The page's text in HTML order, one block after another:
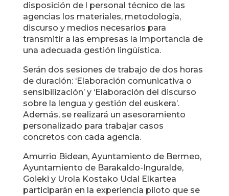
disposición de l personal técnico de las
agencias los materiales, metodología,
discurso y medios necesarios para
transmitir a las empresas la importancia de
una adecuada gestión lingüística.
Serán dos sesiones de trabajo de dos horas
de duración: ‘Elaboración comunicativa o
sensibilización’ y ‘Elaboración del discurso
sobre la lengua y gestión del euskera’.
Además, se realizará un asesoramiento
personalizado para trabajar casos
concretos con cada agencia.
Amurrio Bidean, Ayuntamiento de Bermeo,
Ayuntamiento de Barakaldo-Inguralde,
Goieki y Urola Kostako Udal Elkartea
participarán en la experiencia piloto que se